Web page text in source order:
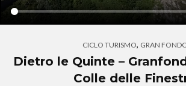
CICLO TURISMO, GRAN
Dietro le Quinte –
Colle delle